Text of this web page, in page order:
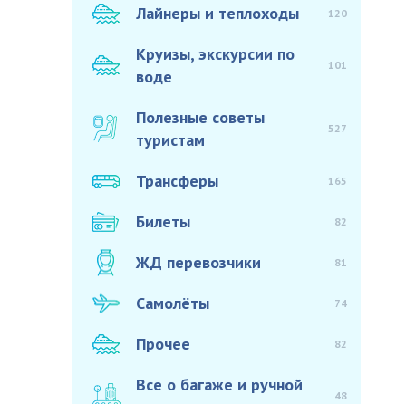
Лайнеры и теплоходы 120
Круизы, экскурсии по
воде
101
Полезные советы
туристам
527
Трансферы 165
Билеты 82
ЖД перевозчики 81
Самолёты 74
Прочее 82
Все о багаже и ручной
48